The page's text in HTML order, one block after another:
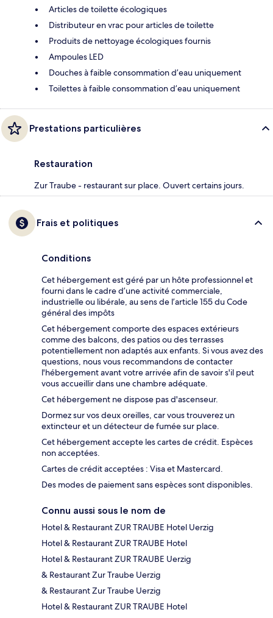
Articles de toilette écologiques
Distributeur en vrac pour articles de toilette
Produits de nettoyage écologiques fournis
Ampoules LED
Douches à faible consommation d’eau uniquement
Toilettes à faible consommation d’eau uniquement
Prestations particulières
Restauration
Zur Traube - restaurant sur place. Ouvert certains jours.
Frais et politiques
Conditions
Cet hébergement est géré par un hôte professionnel et
fourni dans le cadre d’une activité commerciale,
industrielle ou libérale, au sens de l’article 155 du Code
général des impôts
Cet hébergement comporte des espaces extérieurs
comme des balcons, des patios ou des terrasses
potentiellement non adaptés aux enfants. Si vous avez des
questions, nous vous recommandons de contacter
l'hébergement avant votre arrivée afin de savoir s'il peut
vous accueillir dans une chambre adéquate.
Cet hébergement ne dispose pas d'ascenseur.
Dormez sur vos deux oreilles, car vous trouverez un
extincteur et un détecteur de fumée sur place.
Cet hébergement accepte les cartes de crédit. Espèces
non acceptées.
Cartes de crédit acceptées : Visa et Mastercard.
Des modes de paiement sans espèces sont disponibles.
Connu aussi sous le nom de
Hotel & Restaurant ZUR TRAUBE Hotel Uerzig
Hotel & Restaurant ZUR TRAUBE Hotel
Hotel & Restaurant ZUR TRAUBE Uerzig
& Restaurant Zur Traube Uerzig
& Restaurant Zur Traube Uerzig
Hotel & Restaurant ZUR TRAUBE Hotel